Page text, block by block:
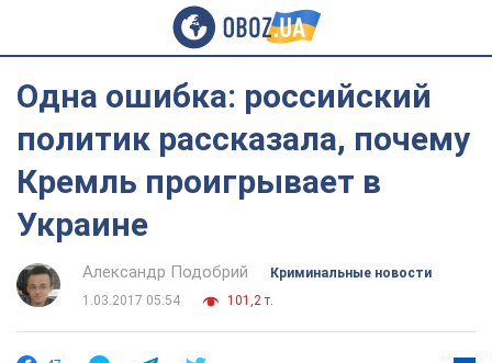
Одна ошибка: российский
политик рассказала, почему
Кремль проигрывает в
Украине
Александр Подобрий
Криминальные новости
1.03.2017 05:54
101,2 т.